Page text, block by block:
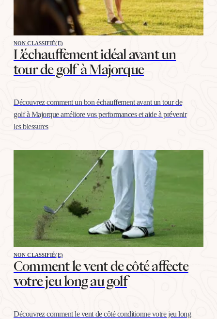
NON CLASSIFIÉ(E)
L’échauffement idéal avant un
tour de golf à Majorque
Découvrez comment un bon échauffement avant un tour de
golf à Majorque améliore vos performances et aide à prévenir
les blessures
NON CLASSIFIÉ(E)
Comment le vent de côté affecte
votre jeu long au golf
Découvrez comment le vent de côté conditionne votre jeu long